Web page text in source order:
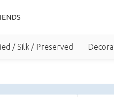
/ Silk / Preserved